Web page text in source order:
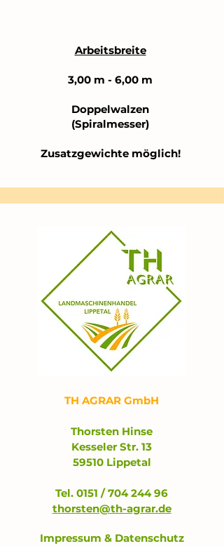
Arbeitsbreite
3,00 m - 6,00 m
Doppelwalzen
(Spiralmesser)
Zusatzgewichte möglich!
TH AGRAR GmbH
Thorsten Hinse
Kesseler Str. 13
59510 Lippetal
Tel. 0151 /704 244 96
thorsten@th-agrar.de
Impressum & Datenschutz